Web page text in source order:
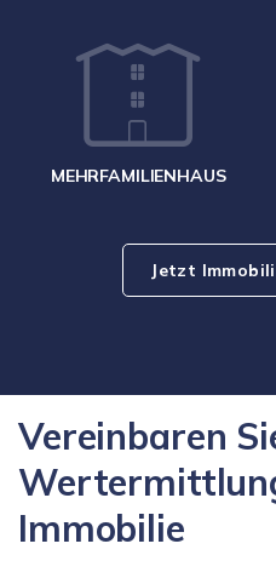
MEHRFAMILIENHAUS
Jetzt
Vereinbaren
Immobilie